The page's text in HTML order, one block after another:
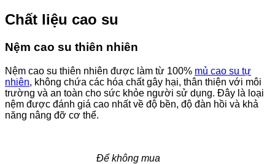
Chất liệu cao su
Nệm cao su thiên nhiên
Nệm cao su thiên nhiên được làm từ 100% mủ cao su tự
nhiên, không chứa các hóa chất gây hại, thân thiện với môi
trường và an toàn cho sức khỏe người sử dụng. Đây là loại
nệm được đánh giá cao nhất về độ bền, độ đàn hồi và khả
năng nâng đỡ cơ thể.
Để không mua